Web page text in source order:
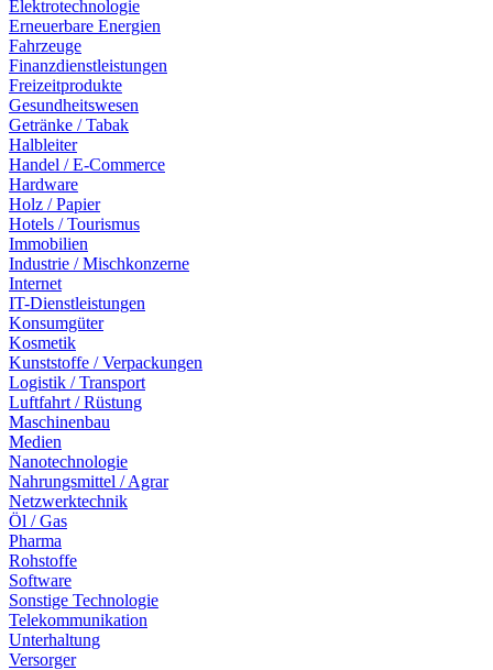
Elektrotechnologie
Erneuerbare Energien
Fahrzeuge
Finanzdienstleistungen
Freizeitprodukte
Gesundheitswesen
Getränke / Tabak
Halbleiter
Handel / E-Commerce
Hardware
Holz / Papier
Hotels / Tourismus
Immobilien
Industrie / Mischkonzerne
Internet
IT-Dienstleistungen
Konsumgüter
Kosmetik
Kunststoffe / Verpackungen
Logistik / Transport
Luftfahrt / Rüstung
Maschinenbau
Medien
Nanotechnologie
Nahrungsmittel / Agrar
Netzwerktechnik
Öl / Gas
Pharma
Rohstoffe
Software
Sonstige Technologie
Telekommunikation
Unterhaltung
Versorger